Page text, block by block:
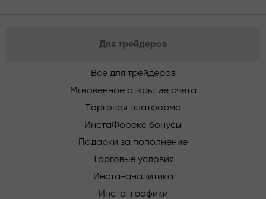
Для трейдеров
Все для трейдеров
Мгновенное открытие счета
Торговая платформа
ИнстаФорекс бонусы
Подарки за пополнение
Торговые условия
Инста-аналитика
Инста-графики